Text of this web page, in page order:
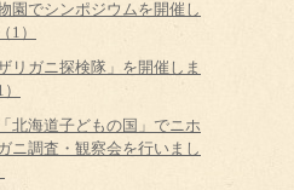
園でシンポジウムを開催し
1）
リガニ探検隊」を開催しま
北海道子どもの国」でニホ
ニ調査・観察会を行いまし